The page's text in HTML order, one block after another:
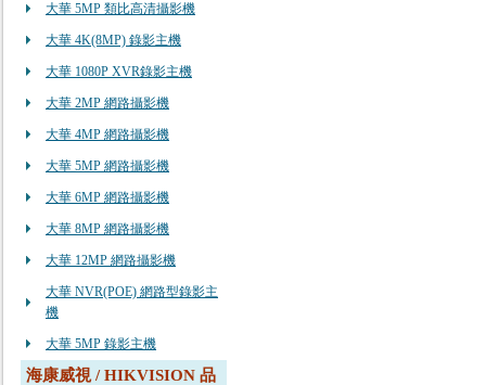
大華 5MP 類比高清攝影機
大華 4K(8MP) 錄影主機
大華 1080P XVR錄影主機
大華 2MP 網路攝影機
大華 4MP 網路攝影機
大華 5MP 網路攝影機
大華 6MP 網路攝影機
大華 8MP 網路攝影機
大華 12MP 網路攝影機
大華 NVR(POE) 網路型錄影主
機
大華 5MP 錄影主機
海康威視 / HIKVISION 品